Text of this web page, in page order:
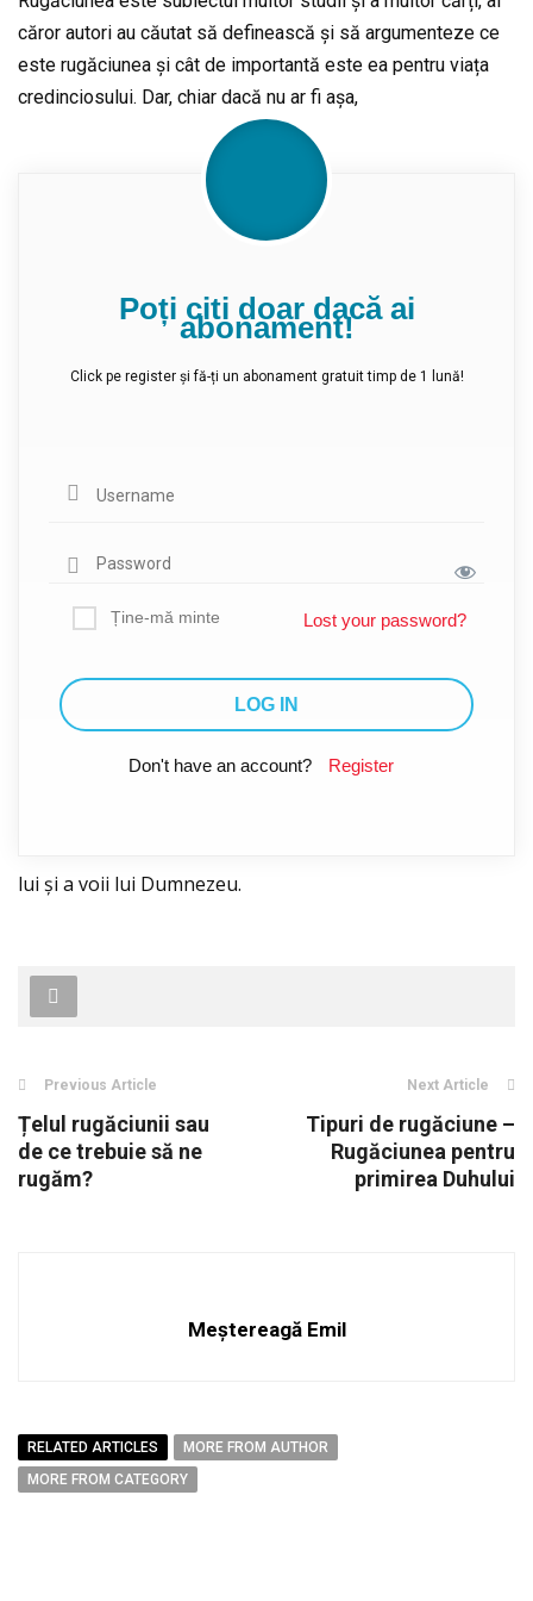
căror autori au căutat să definească și să argumenteze ce
este rugăciunea și cât de importantă este ea pentru viața
credinciosului. Dar, chiar dacă nu ar fi așa,
Poți citi doar dacă ai
abonament!
Click pe register și fă-ți un abonament gratuit timp de 1 lună!
Ține-mă minte Lost your password?
Don't have an account? Register
lui și a voii lui Dumnezeu.
Previous Article
Țelul rugăciunii sau
de ce trebuie să ne
rugăm?
Next Article
Tipuri de rugăciune –
Rugăciunea pentru
primirea Duhului
Meștereagă Emil
RELATED ARTICLES
MORE FROM AUTHOR
MORE FROM CATEGORY